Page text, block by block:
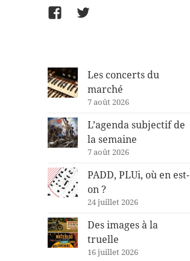
FacebookTwitter
Les concerts du
marché
7 août 2026
L’agenda subjectif de
la semaine
7 août 2026
PADD, PLUi, où en est-
on ?
24 juillet 2026
Des images à la
truelle
16 juillet 2026